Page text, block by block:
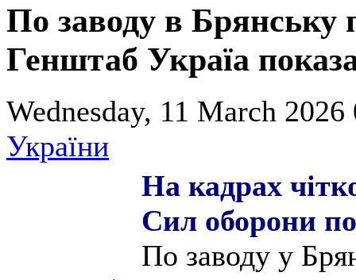
По заводу в Брянську
Генштаб Україа
Wednesday, 11 March
України
На кадрах
Сил оборони
По заводу у